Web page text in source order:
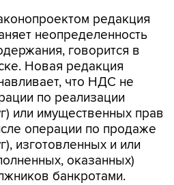
редакция
неопределенность
говорится в
Новая редакция
что НДС не
по реализации
или имущественных прав
операции по продаже
изготовленных и или
оказанных)
банкротами.